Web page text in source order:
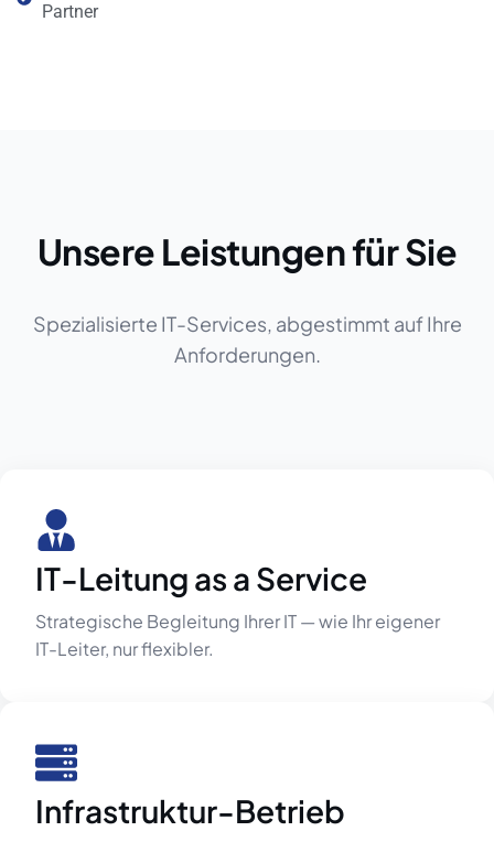
Partner
Unsere Leistungen für Sie
Spezialisierte IT-Services, abgestimmt auf Ihre
Anforderungen.
IT-Leitung as a Service
Strategische Begleitung Ihrer IT — wie Ihr eigener
IT-Leiter, nur flexibler.
Infrastruktur-Betrieb